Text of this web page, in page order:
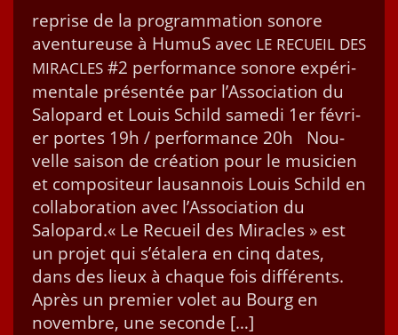
reprise de la pro­gram­ma­tion sonore
aven­tureuse à HumuS avec LE RECUEIL DES
MIRACLES #2 per­for­mance sonore expéri­
men­tale présen­tée par l’As­so­ci­a­tion du
Salopard et Louis Schild same­di 1er févri­
er portes 19h / per­for­mance 20h Nou­
velle sai­son de créa­tion pour le musi­cien
et com­pos­i­teur lau­san­nois Louis Schild en
col­lab­o­ra­tion avec l’Association du
Salopard.« Le Recueil des Mir­a­cles » est
un pro­jet qui s’étalera en cinq dates,
dans des lieux à chaque fois dif­férents.
Après un pre­mier volet au Bourg en
novem­bre, une seconde […]